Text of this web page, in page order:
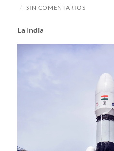
/ SIN COMENTARIOS
La India